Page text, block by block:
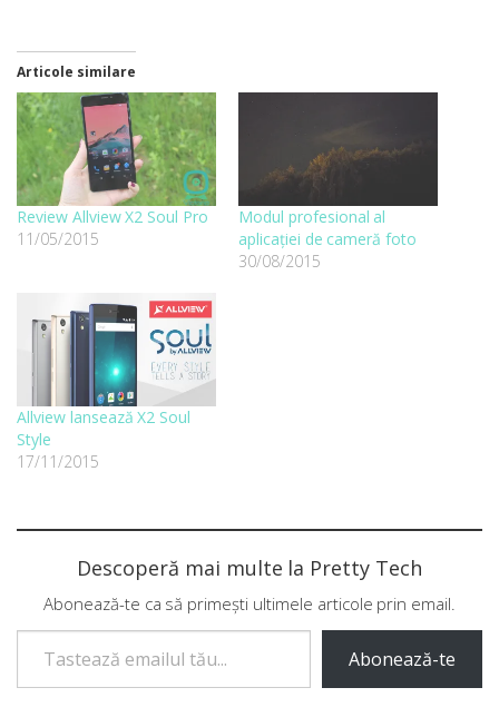
Articole similare
Review Allview X2 Soul Pro
11/05/2015
Modul profesional al
aplicației de cameră foto
30/08/2015
Allview lansează X2 Soul
Style
17/11/2015
Descoperă mai multe la Pretty Tech
Abonează-te ca să primești ultimele articole prin email.
Tastează emailul tău...
Abonează-te